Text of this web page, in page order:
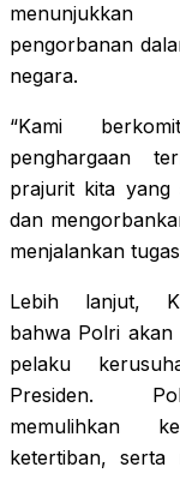
pengorbanan
negara.
“Kami
penghargaan
prajurit kita yang
dan
menjalankan
Lebih lanjut,
bahwa Polri akan
pelaku
Presiden.
memulihkan
ketertiban, serta